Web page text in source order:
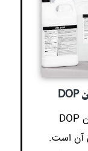
یکی دیگر از روش های تشخیص روغن DOP
آن است.